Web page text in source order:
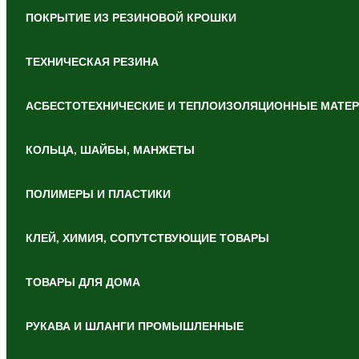
ПОКРЫТИЕ ИЗ РЕЗИНОВОЙ КРОШКИ
ТЕХНИЧЕСКАЯ РЕЗИНА
АСБЕСТОТЕХНИЧЕСКИЕ И ТЕПЛОИЗОЛЯЦИОННЫЕ
КОЛЬЦА, ШАЙБЫ, МАНЖЕТЫ
ПОЛИМЕРЫ И ПЛАСТИКИ
КЛЕЙ, ХИМИЯ, СОПУТСТВУЮЩИЕ ТОВАРЫ
ТОВАРЫ ДЛЯ ДОМА
РУКАВА И ШЛАНГИ ПРОМЫШЛЕННЫЕ